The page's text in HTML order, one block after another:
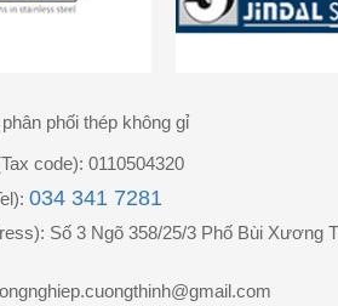
phối thép không gỉ
code): 0110504320
034 341 7281
Số 3 Ngõ 358/25/3 Phố Bùi Xương